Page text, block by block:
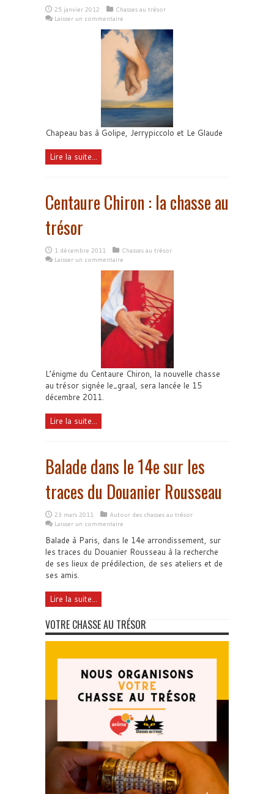
25 janvier 2012
Chasses au trésor
Laisser un commentaire
Chapeau bas à Golipe, Jerrypiccolo et Le Glaude
Lire la suite...
Centaure Chiron : la chasse au
trésor
1 décembre 2011
Chasses au trésor
Laisser un commentaire
L’énigme du Centaure Chiron, la nouvelle chasse
au trésor signée le_graal, sera lancée le 15
décembre 2011.
Lire la suite...
Balade dans le 14e sur les
traces du Douanier Rousseau
23 mars 2011
Autour des chasses au trésor
Laisser un commentaire
Balade à Paris, dans le 14e arrondissement, sur
les traces du Douanier Rousseau à la recherche
de ses lieux de prédilection, de ses ateliers et de
ses amis.
Lire la suite...
VOTRE CHASSE AU TRÉSOR